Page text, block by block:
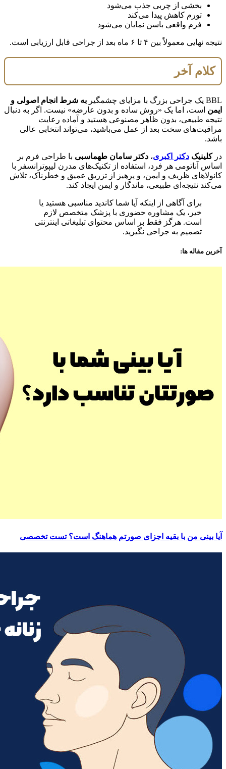
بخشی از چربی جذب می‌شود
تورم کاهش پیدا می‌کند
فرم واقعی باسن نمایان می‌شود
نتیجه نهایی معمولاً بین ۴ تا ۶ ماه بعد از جراحی قابل ارزیابی است.
کلام آخر
BBL یک جراحی بزرگ با مزایای چشمگیر
به شرط انجام اصولی و
ایمن است، اما یک «روش ساده و بدون عارضه» نیست. اگر به دنبال
نتیجه طبیعی، بدون ظاهر مصنوعی هستید و آماده رعایت
مراقبت‌های سخت بعد از عمل می‌باشید، می‌تواند انتخابی عالی
باشد.
درکلینیک دکتر اکبری، دکتر سامان طهماسبی با طراحی فرم بر
اساس آناتومی هر فرد، استفاده از تکنیک‌های مدرن لیپوترانسفر با
کانولاهای ظریف و ایمن، و پرهیز از تزریق عمیق و خطرناک، تلاش
می‌کند نتیجه‌ای طبیعی، ماندگار و ایمن ایجاد کند.
برای آگاهی از اینکه آیا شما کاندید مناسبی هستید یا
خیر، یک مشاوره حضوری با پزشک متخصص لازم
است. هرگز فقط بر اساس محتوای تبلیغاتی اینترنتی
تصمیم به جراحی نگیرید.
آخرین مقاله ها:
آیا بینی من با بقیه اجزای صورتم هماهنگ است؟ تست تخصصی